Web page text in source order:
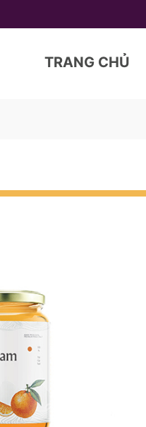
TRANG CHỦ